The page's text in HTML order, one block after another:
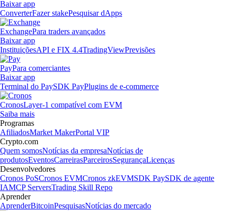
Baixar app
ConverterFazer stakePesquisar dApps
ExchangePara traders avançados
Baixar app
InstituiçõesAPI e FIX 4.4TradingViewPrevisões
PayPara comerciantes
Baixar app
Terminal do PaySDK PayPlugins de e-commerce
CronosLayer-1 compatível com EVM
Saiba mais
Programas
AfiliadosMarket MakerPortal VIP
Crypto.com
Quem somosNotícias da empresaNotícias de
produtosEventosCarreirasParceirosSegurançaLicenças
Desenvolvedores
Cronos PoSCronos EVMCronos zkEVMSDK PaySDK de agente
IAMCP ServersTrading Skill Repo
Aprender
AprenderBitcoinPesquisasNotícias do mercado